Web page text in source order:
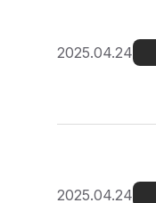
2025.04.24
2025.04.24